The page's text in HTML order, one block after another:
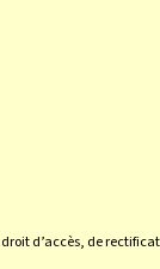
d’accès, de